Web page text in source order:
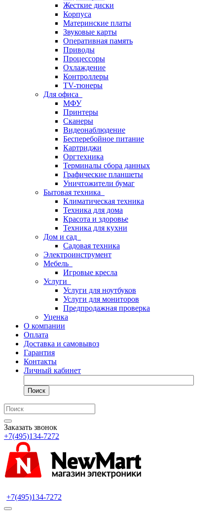
Жесткие диски
Корпуса
Материнские платы
Звуковые карты
Оперативная память
Приводы
Процессоры
Охлаждение
Контроллеры
TV-тюнеры
Для офиса
МФУ
Принтеры
Сканеры
Видеонаблюдение
Бесперебойное питание
Картриджи
Оргтехника
Терминалы сбора данных
Графические планшеты
Уничтожители бумаг
Бытовая техника
Климатическая техника
Техника для дома
Красота и здоровье
Техника для кухни
Дом и сад
Садовая техника
Электроинструмент
Мебель
Игровые кресла
Услуги
Услуги для ноутбуков
Услуги для мониторов
Предпродажная проверка
Уценка
О компании
Оплата
Доставка и самовывоз
Гарантия
Контакты
Личный кабинет
Поиск
Заказать звонок
+7(495)134-7272
+7(495)134-7272